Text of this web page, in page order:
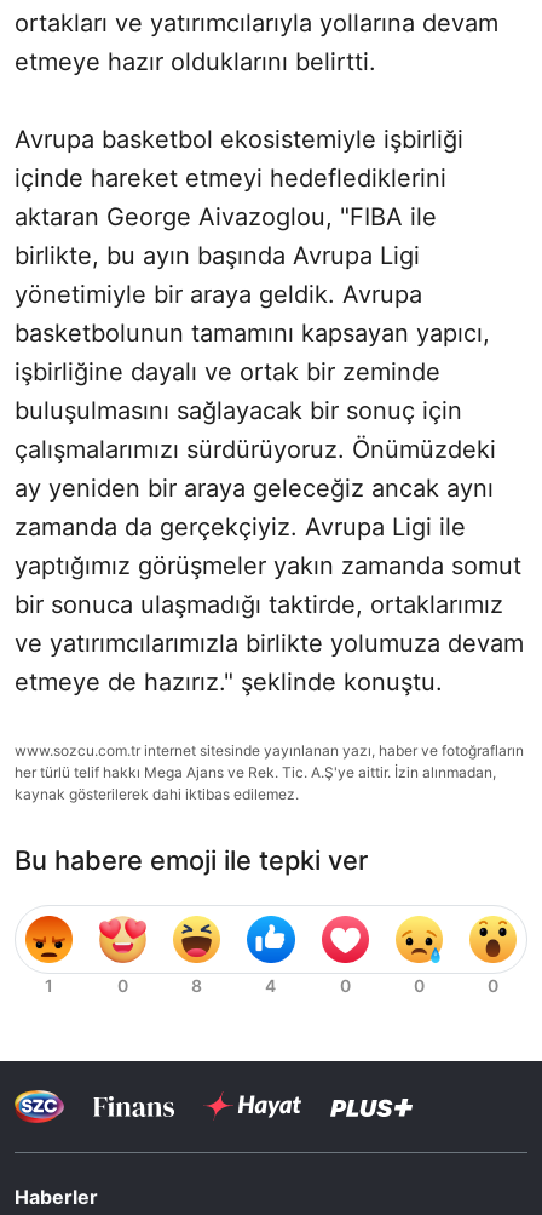
ortakları ve yatırımcılarıyla yollarına devam
etmeye hazır olduklarını belirtti.
Avrupa basketbol ekosistemiyle işbirliği
içinde hareket etmeyi hedeflediklerini
aktaran George Aivazoglou, "FIBA ile
birlikte, bu ayın başında Avrupa Ligi
yönetimiyle bir araya geldik. Avrupa
basketbolunun tamamını kapsayan yapıcı,
işbirliğine dayalı ve ortak bir zeminde
buluşulmasını sağlayacak bir sonuç için
çalışmalarımızı sürdürüyoruz. Önümüzdeki
ay yeniden bir araya geleceğiz ancak aynı
zamanda da gerçekçiyiz. Avrupa Ligi ile
yaptığımız görüşmeler yakın zamanda somut
bir sonuca ulaşmadığı taktirde, ortaklarımız
ve yatırımcılarımızla birlikte yolumuza devam
etmeye de hazırız." şeklinde konuştu.
www.sozcu.com.tr internet sitesinde yayınlanan yazı, haber ve fotoğrafların
her türlü telif hakkı Mega Ajans ve Rek. Tic. A.Ş'ye aittir. İzin alınmadan,
kaynak gösterilerek dahi iktibas edilemez.
Bu habere emoji ile tepki ver
Haberler